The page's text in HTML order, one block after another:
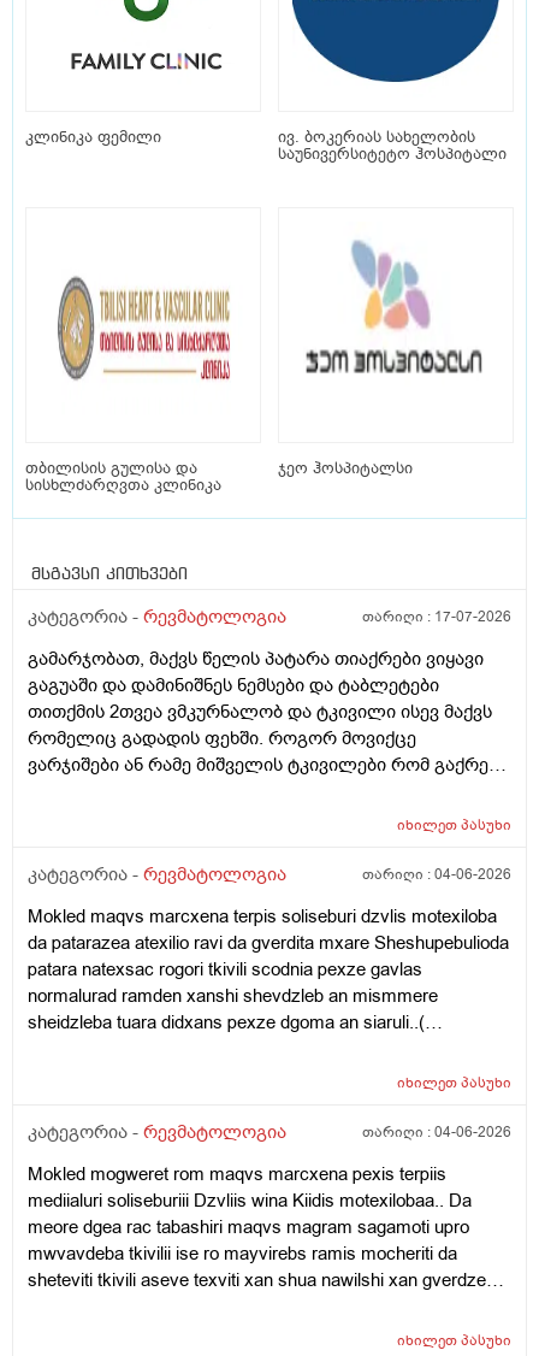
კლინიკა ფემილი
ივ. ბოკერიას სახელობის
საუნივერსიტეტო ჰოსპიტალი
თბილისის გულისა და
სისხლძარღვთა კლინიკა
ჯეო ჰოსპიტალსი
მსგავსი კითხვები
კატეგორია - რევმატოლოგია თარიღი : 17-07-2026
გამარჯობათ, მაქვს წელის პატარა თიაქრები ვიყავი
გაგუაში და დამინიშნეს ნემსები და ტაბლეტები
თითქმის 2თვეა ვმკურნალობ და ტკივილი ისევ მაქვს
რომელიც გადადის ფეხში. როგორ მოვიქცე
ვარჯიშები ან რამე მიშველის ტკივილები რომ გაქრეს.
ვერც დავრბივარ.ტკივილი ცოტა მაშინ მიმსუბუქდება
და როგორი შედეგი მექნება ან რა გავიკეთო გთხოვთ
იხილეთპასუხი
კატეგორია - რევმატოლოგია თარიღი :04-06-2026
Mokled maqvs marcxena terpis soliseburi dzvlis motexiloba
da patarazea atexilio ravi da gverdita mxare Sheshupebulioda
patara natexsac rogori tkivili scodnia pexze gavlas
normalurad ramden xanshi shevdzleb an mismmere
sheidzleba tuara didxans pexze dgoma an siaruli..(
davwve rogor davwve marcxena mxares ro vwvebi dzilis
sheidzleba? Imitoro dzilshi asetuise gadavbrundebi da ravi
didxans wolac ar shemidzlia waramara vdgebi 30wutshi
ertxel an 1saatshinertxel da davdivar an tualetshi shevdivaran
aivanze skmaze vjdebi da sigarets vewevi da tabashiri ro
quslzea gamoshverili imas vadeb da araa veyrdnobii.
3dgebshesruldeba dges da am tkivilebma wesit ramden
yuradgebas ar vaqcev mara saagamoti sheteviti
იხილეთპასუხი
კატეგორია - რევმატოლოგია თარიღი :04-06-2026
Mokled mogweret rom maqvs marcxena pexis terpiis
mediialuri soliseburiii Dzvliis wina Kiidis motexilobaa.. Da
meore dgea rac tabashiri maqvs magram sagamoti upro
mwvavdeba tkivilii ise ro mayvirebs ramis mocheriti da
sheteviti tkivili aseve texviti xan shua nawilshi xan gverdze
da swored midevs pexi xonsaertod magijeb tu balishze davde
იხილეთპასუხი